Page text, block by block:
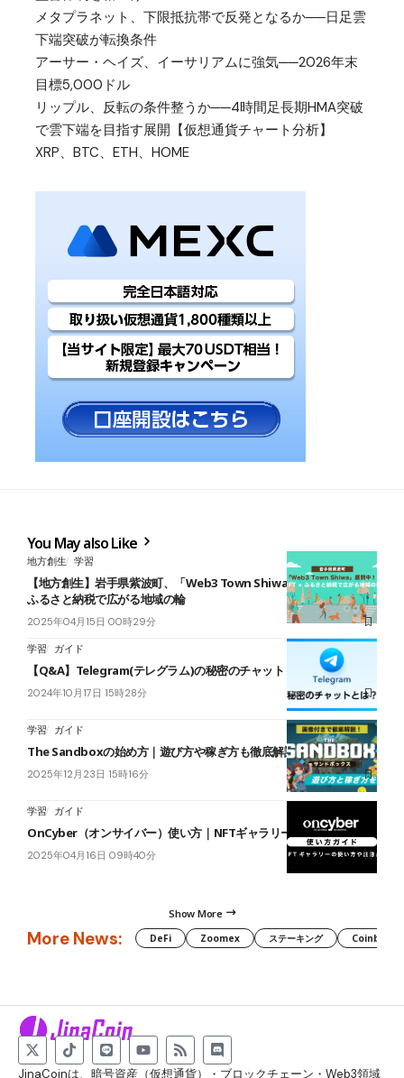
メタプラネット、下限抵抗帯で反発となるか──日足雲
下端突破が転換条件
アーサー・ヘイズ、イーサリアムに強気──2026年末
目標5,000ドル
リップル、反転の条件整うか──4時間足長期HMA突破
で雲下端を目指す展開【仮想通貨チャート分析】
XRP、BTC、ETH、HOME
You May also Like
地方創生 学習
【地方創生】岩手県紫波町、「Web3 Town Shiwa」展開中！NFT ×
ふるさと納税で広がる地域の輪
2025年04月15日 00時29分
学習 ガイド
【Q&A】Telegram(テレグラム)の秘密のチャットとは？
2024年10月17日 15時28分
学習 ガイド
The Sandboxの始め方｜遊び方や稼ぎ方も徹底解説
2025年12月23日 15時16分
学習 ガイド
OnCyber（オンサイバー）使い方｜NFTギャラリー
2025年04月16日 09時40分
Show More
More News: DeFi Zoomex ステーキング Coinbase
JinaCoinは、暗号資産（仮想通貨）・ブロックチェーン・Web3領域